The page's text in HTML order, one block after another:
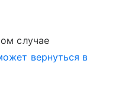
случае
вернуться в